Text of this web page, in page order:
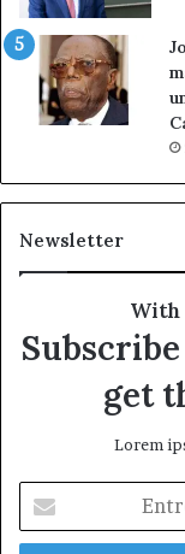
Newsletter
With
get
Lorem
votre
adresse